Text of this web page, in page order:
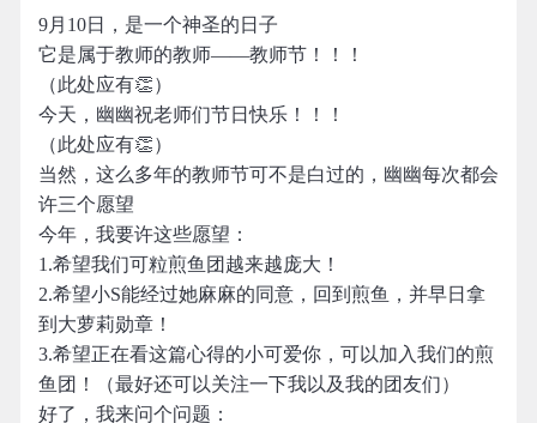
9月10日，是一个神圣的日子
它是属于教师的教师——教师节！！！
（此处应有👏）
今天，幽幽祝老师们节日快乐！！！
（此处应有👏）
当然，这么多年的教师节可不是白过的，幽幽每次都会
许三个愿望
今年，我要许这些愿望：
1.希望我们可粒煎鱼团越来越庞大！
2.希望小S能经过她麻麻的同意，回到煎鱼，并早日拿
到大萝莉勋章！
3.希望正在看这篇心得的小可爱你，可以加入我们的煎
鱼团！（最好还可以关注一下我以及我的团友们）
好了，我来问个问题：